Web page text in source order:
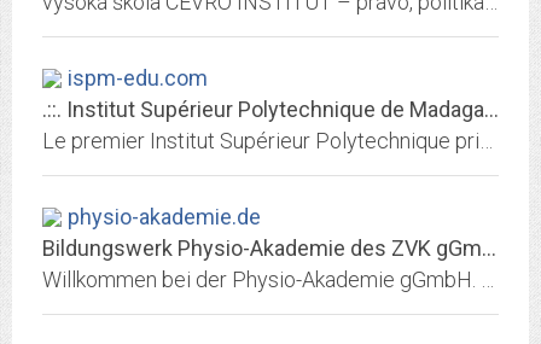
ispm-edu.com
.::. Institut Supérieur Polytechnique de Madagascar
physio-akademie.de
Bildungswerk Physio-Akademie des ZVK gGmbH : Home